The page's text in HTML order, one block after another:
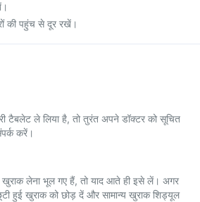
की पहुंच से दूर रखें।
टैबलेट ले लिया है, तो तुरंत अपने डॉक्टर को सूचित
करें।
लेना भूल गए हैं, तो याद आते ही इसे लें। अगर
हुई खुराक को छोड़ दें और सामान्य खुराक शिड्यूल